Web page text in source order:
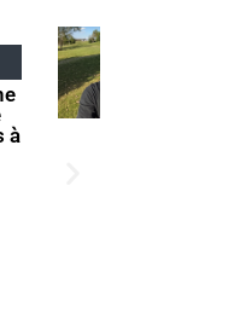
Garnier
faut
à ce
sait